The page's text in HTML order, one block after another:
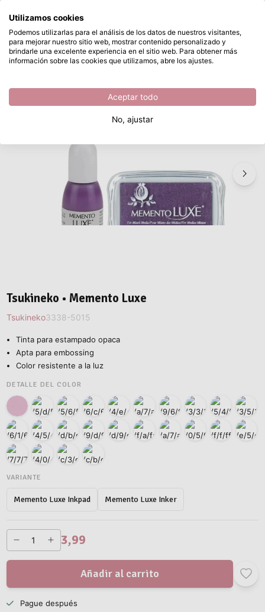
Saltar al contenido principal
Disponible desde stock
Tsukineko • Memento Luxe
/ Almohadilla de tinta / Tsukineko • Memento Luxe
Tsukineko • Memento Luxe
Tsukineko3338-5015
Tinta para estampado opaca
Apta para embossing
Color resistente a la luz
DETALLE DEL COLOR
VARIANTE
Memento Luxe Inkpad Memento Luxe Inker
3,99
Añadir al carrito
Pague después
¿Qué estás buscando?
Utilizamos cookies
Podemos utilizarlas para el análisis de los datos de nuestros visitantes,
para mejorar nuestro sitio web, mostrar contenido personalizado y
brindarle una excelente experiencia en el sitio web. Para obtener más
información sobre las cookies que utilizamos, abre los ajustes.
Aceptar todo
No, ajustar